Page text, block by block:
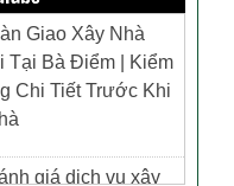
Giao Xây Nhà
Tại Bà Điểm | Kiểm
Chi Tiết Trước Khi
giá dịch vụ xây